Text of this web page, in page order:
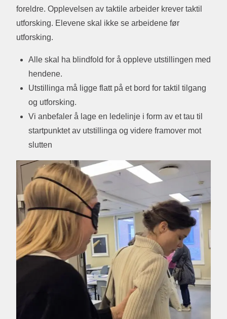
foreldre. Opplevelsen av taktile arbeider krever taktil
utforsking. Elevene skal ikke se arbeidene før
utforsking.
Alle skal ha blindfold for å oppleve utstillingen med
hendene.
Utstillinga må ligge flatt på et bord for taktil tilgang
og utforsking.
Vi anbefaler å lage en ledelinje i form av et tau til
startpunktet av utstillinga og videre framover mot
slutten